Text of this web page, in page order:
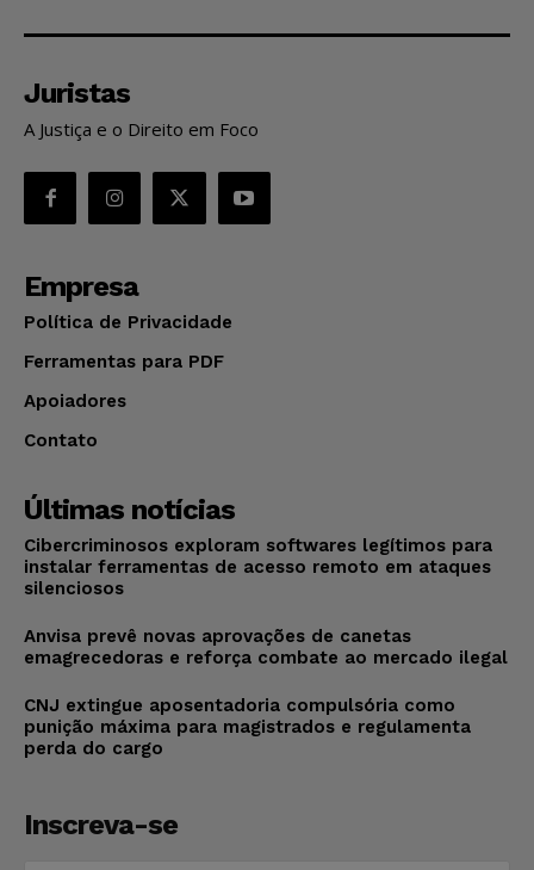
Juristas
A Justiça e o Direito em Foco
Empresa
Política de Privacidade
Ferramentas para PDF
Apoiadores
Contato
Últimas notícias
Cibercriminosos exploram softwares legítimos para
instalar ferramentas de acesso remoto em ataques
silenciosos
Anvisa prevê novas aprovações de canetas
emagrecedoras e reforça combate ao mercado ilegal
CNJ extingue aposentadoria compulsória como
punição máxima para magistrados e regulamenta
perda do cargo
Inscreva-se